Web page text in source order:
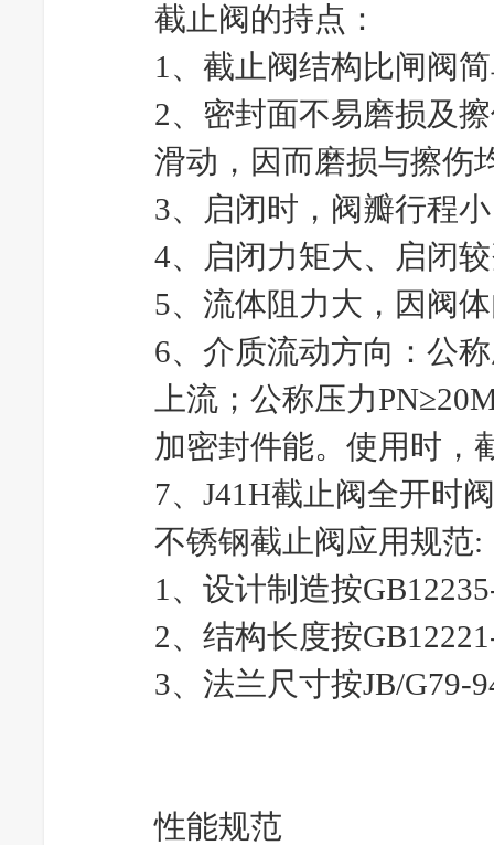
截止阀的持点：
1、截止阀结构比闸阀
2、密封面不易磨损及
滑动，因而磨损与擦伤
3、启闭时，阀瓣行程
4、启闭力矩大、启闭
5、流体阻力大，因阀
6、介质流动方向：公
上流；公称压力
加密封件能。使用时，
7、J41H截止阀全开时
不锈钢截止阀应用规范:
1、设计制造按
2、结构长度按
3、法兰尺寸按JB/G79-
性能规范